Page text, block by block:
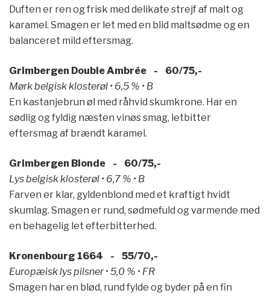
Duften er ren og frisk med delikate strejf af malt og
karamel. Smagen er let med en blid maltsødme og en
balanceret mild eftersmag.
Grimbergen Double Ambrée - 60/75,-
Mørk belgisk klosterøl • 6,5 % • B
En kastanjebrun øl med råhvid skumkrone. Har en
sødlig og fyldig næsten vinøs smag, letbitter
eftersmag af brændt karamel.
Grimbergen Blonde - 60/75,-
Lys belgisk klosterøl • 6,7 % • B
Farven er klar, gyldenblond med et kraftigt hvidt
skumlag. Smagen er rund, sødmefuld og varmende med
en behagelig let efterbitterhed.
Kronenbourg 1664 - 55/70,-
Europæisk lys pilsner • 5,0 % • FR
Smagen har en blød, rund fylde og byder på en fin